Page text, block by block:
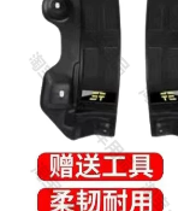
MUA
NHIỀU
NHẤT
KIA
TOYOTA
HONDA